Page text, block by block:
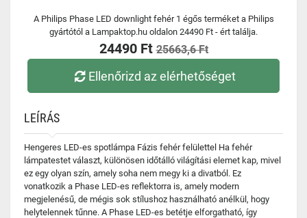
A Philips Phase LED downlight fehér 1 égős terméket a Philips
gyártótól a Lampaktop.hu oldalon 24490 Ft - ért találja.
24490 Ft25663,6 Ft
Ellenőrizd az elérhetőséget
LEÍRÁS
Hengeres LED-es spotlámpa Fázis fehér felülettel Ha fehér
lámpatestet választ, különösen időtálló világítási elemet kap, mivel
ez egy olyan szín, amely soha nem megy ki a divatból. Ez
vonatkozik a Phase LED-es reflektorra is, amely modern
megjelenésű, de mégis sok stílushoz használható anélkül, hogy
helytelennek tűnne. A Phase LED-es betétje elforgatható, így